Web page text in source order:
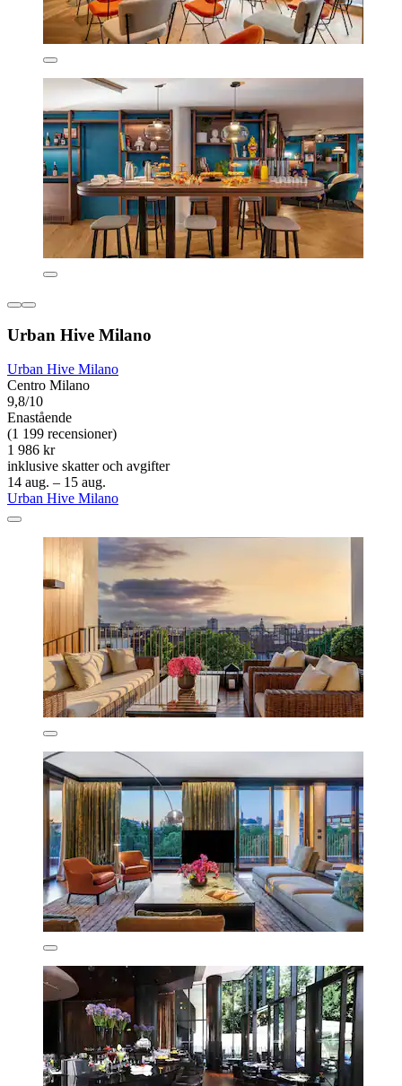
Urban Hive Milano
Urban Hive Milano
Centro Milano
9,8/10
Enastående
(1 199 recensioner)
1 986 kr
inklusive skatter och avgifter
14 aug. – 15 aug.
Urban Hive Milano